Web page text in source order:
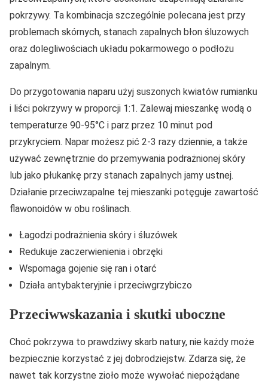
pokrzywy. Ta kombinacja szczególnie polecana jest przy
problemach skórnych, stanach zapalnych błon śluzowych
oraz dolegliwościach układu pokarmowego o podłożu
zapalnym.
Do przygotowania naparu użyj suszonych kwiatów rumianku
i liści pokrzywy w proporcji 1:1. Zalewaj mieszankę wodą o
temperaturze 90-95°C i parz przez 10 minut pod
przykryciem. Napar możesz pić 2-3 razy dziennie, a także
używać zewnętrznie do przemywania podrażnionej skóry
lub jako płukankę przy stanach zapalnych jamy ustnej.
Działanie przeciwzapalne tej mieszanki potęguje zawartość
flawonoidów w obu roślinach.
Łagodzi podrażnienia skóry i śluzówek
Redukuje zaczerwienienia i obrzęki
Wspomaga gojenie się ran i otarć
Działa antybakteryjnie i przeciwgrzybiczo
Przeciwwskazania i skutki uboczne
Choć pokrzywa to prawdziwy skarb natury, nie każdy może
bezpiecznie korzystać z jej dobrodziejstw. Zdarza się, że
nawet tak korzystne zioło może wywołać niepożądane